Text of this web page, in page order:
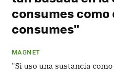
consumes como
consumes"
MAGNET
"Si uso una sustancia